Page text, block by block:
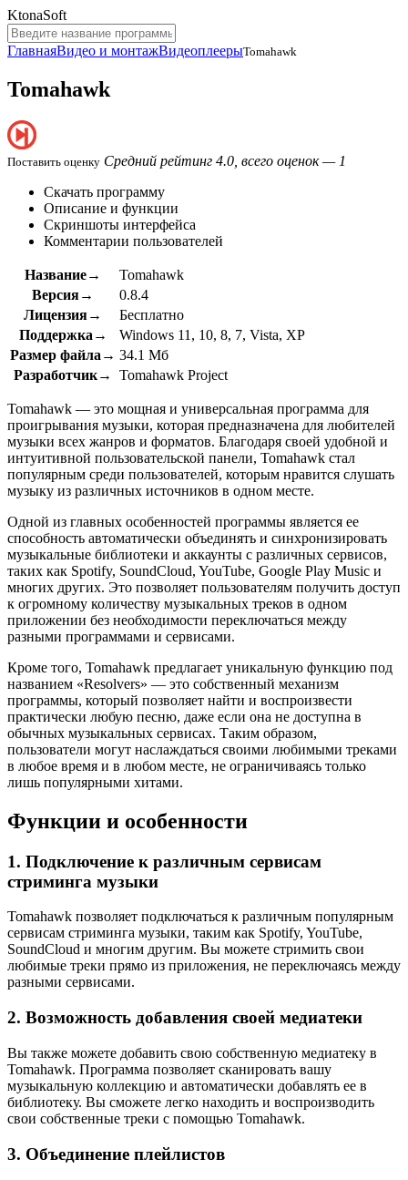
KtonaSoft
ГлавнаяВидео и монтажВидеоплеерыTomahawk
Tomahawk
Поставить оценку Средний рейтинг 4.0, всего оценок — 1
Скачать программу
Описание и функции
Скриншоты интерфейса
Комментарии пользователей
Название→
Tomahawk
Версия→
0.8.4
Лицензия→
Бесплатно
Поддержка→
Windows 11, 10, 8, 7, Vista, XP
Размер файла→ 34.1 Мб
Разработчик→
Tomahawk Project
Tomahawk — это мощная и универсальная программа для
проигрывания музыки, которая предназначена для любителей
музыки всех жанров и форматов. Благодаря своей удобной и
интуитивной пользовательской панели, Tomahawk стал
популярным среди пользователей, которым нравится слушать
музыку из различных источников в одном месте.
Одной из главных особенностей программы является ее
способность автоматически объединять и синхронизировать
музыкальные библиотеки и аккаунты с различных сервисов,
таких как Spotify, SoundCloud, YouTube, Google Play Music и
многих других. Это позволяет пользователям получить доступ
к огромному количеству музыкальных треков в одном
приложении без необходимости переключаться между
разными программами и сервисами.
Кроме того, Tomahawk предлагает уникальную функцию под
названием «Resolvers» — это собственный механизм
программы, который позволяет найти и воспроизвести
практически любую песню, даже если она не доступна в
обычных музыкальных сервисах. Таким образом,
пользователи могут наслаждаться своими любимыми треками
в любое время и в любом месте, не ограничиваясь только
лишь популярными хитами.
Функции и особенности
1. Подключение к различным сервисам
стриминга музыки
Tomahawk позволяет подключаться к различным популярным
сервисам стриминга музыки, таким как Spotify, YouTube,
SoundCloud и многим другим. Вы можете стримить свои
любимые треки прямо из приложения, не переключаясь между
разными сервисами.
2. Возможность добавления своей медиатеки
Вы также можете добавить свою собственную медиатеку в
Tomahawk. Программа позволяет сканировать вашу
музыкальную коллекцию и автоматически добавлять ее в
библиотеку. Вы сможете легко находить и воспроизводить
свои собственные треки с помощью Tomahawk.
3. Объединение плейлистов